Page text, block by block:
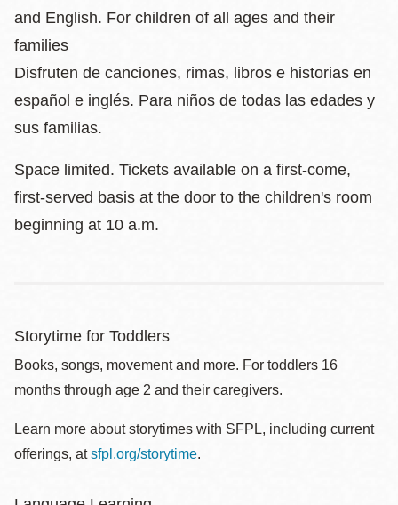
and English. For children of all ages and their
families
Disfruten de canciones, rimas, libros e historias en
español e inglés. Para niños de todas las edades y
sus familias.
Space limited. Tickets available on a first-come,
first-served basis at the door to the children's room
beginning at 10 a.m.
Storytime for Toddlers
Books, songs, movement and more. For toddlers 16
months through age 2 and their caregivers.
Learn more about storytimes with SFPL, including current
offerings, atsfpl.org/storytime.